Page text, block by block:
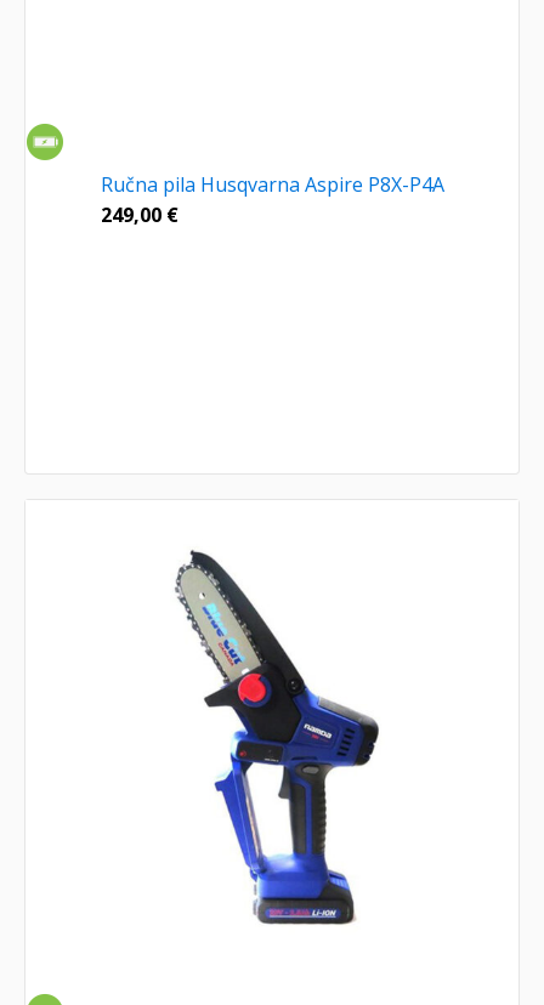
Ručna pila Husqvarna Aspire P8X-P4A
249,00 €